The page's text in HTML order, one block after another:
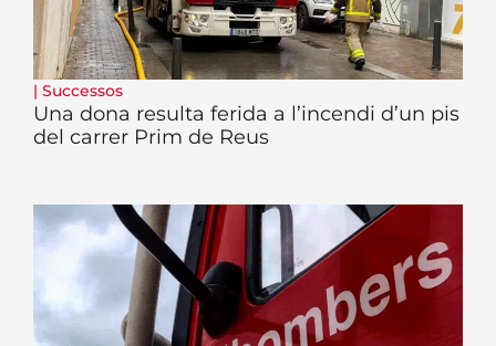
| Successos
Una dona resulta ferida a l’incendi d’un pis
del carrer Prim de Reus